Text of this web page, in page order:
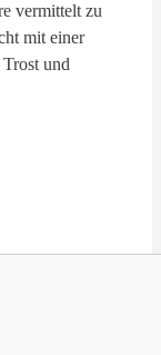
vermittelt zu
mit einer
und